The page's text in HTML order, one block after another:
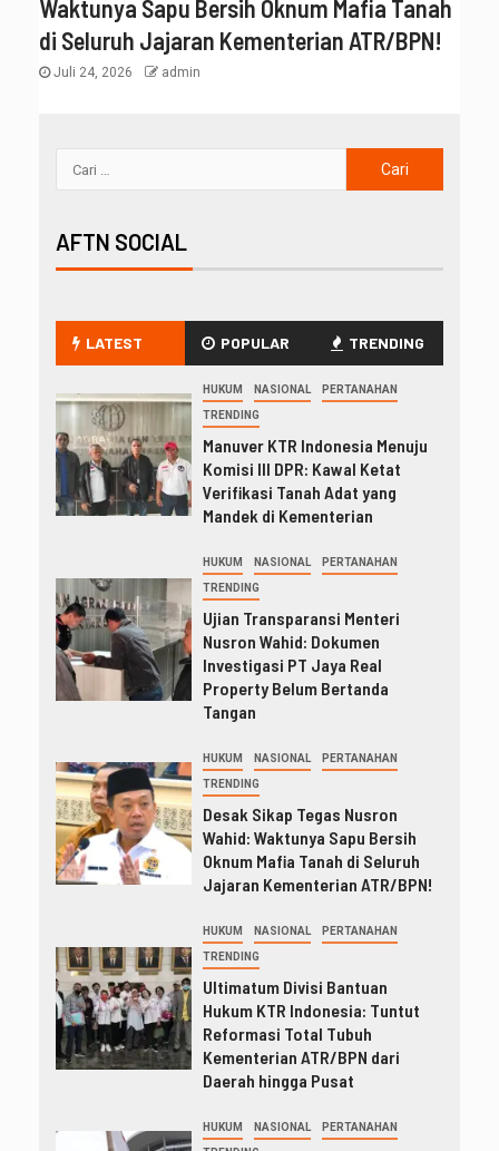
Waktunya Sapu Bersih Oknum Mafia Tanah
di Seluruh Jajaran Kementerian ATR/BPN!
Juli 24, 2026 admin
AFTN SOCIAL
LATEST POPULAR TRENDING
HUKUM NASIONAL PERTANAHAN
TRENDING
Manuver KTR Indonesia Menuju
Komisi III DPR: Kawal Ketat
Verifikasi Tanah Adat yang
Mandek di Kementerian
HUKUM NASIONAL PERTANAHAN
TRENDING
Ujian Transparansi Menteri
Nusron Wahid: Dokumen
Investigasi PT Jaya Real
Property Belum Bertanda
Tangan
HUKUM NASIONAL PERTANAHAN
TRENDING
Desak Sikap Tegas Nusron
Wahid: Waktunya Sapu Bersih
Oknum Mafia Tanah di Seluruh
Jajaran Kementerian ATR/BPN!
HUKUM NASIONAL PERTANAHAN
TRENDING
Ultimatum Divisi Bantuan
Hukum KTR Indonesia: Tuntut
Reformasi Total Tubuh
Kementerian ATR/BPN dari
Daerah hingga Pusat
HUKUM NASIONAL PERTANAHAN